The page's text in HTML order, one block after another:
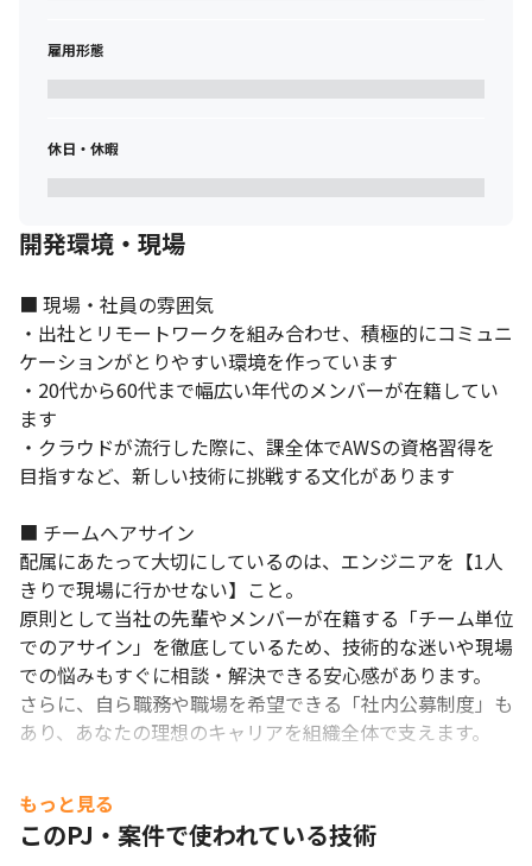
万円）に直結します。
【育成と評価の仕組み】
・キャリアアドバイザー、営業による定期的なキャリア面談も実
・資格取得支援制度…受験費用負担、祝い金あり
・案件単価だけでなく、スキルも評価。
ます。
・NW: Cisco Juniper Aruba L2 L3設計、FW ACL、LB
・プロトコル: OSPF BGP VLAN VRRP LACP
・セキュリティ: RADIUS NAC 802.1X
・監視運用: SNMP Syslog フロー解析
・自動化: Ansible Python
・仮想/クラウド接続: VMware AWS連携など
雇用形態
休日・休暇
開発環境・現場
■ 現場・社員の雰囲気
・出社とリモートワークを組み合わせ、積極的にコミュニ
ケーションがとりやすい環境を作っています
・20代から60代まで幅広い年代のメンバーが在籍してい
ます
・クラウドが流行した際に、課全体でAWSの資格習得を
目指すなど、新しい技術に挑戦する文化があります
■ チームへアサイン
配属にあたって大切にしているのは、エンジニアを【1人
きりで現場に行かせない】こと。
原則として当社の先輩やメンバーが在籍する「チーム単位
でのアサイン」を徹底しているため、技術的な迷いや現場
での悩みもすぐに相談・解決できる安心感があります。
さらに、自ら職務や職場を希望できる「社内公募制度」も
あり、あなたの理想のキャリアを組織全体で支えます。
■ 腰を据えて安心して働ける環境
グループとしての安定した経営基盤をもとに、各種手当や
福利厚生、働きやすい環境づくりなどに積極的に取り組ん
もっと見る
このPJ・案件で使われている技術